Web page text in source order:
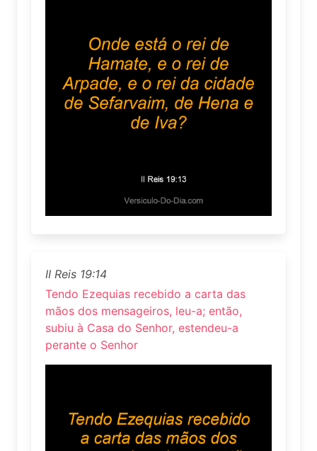
II Reis 19:14
Tendo Ezequias recebido a carta das
mãos dos mensageiros, leu-a; então,
subiu à Casa do Senhor, estendeu-a
perante o Senhor